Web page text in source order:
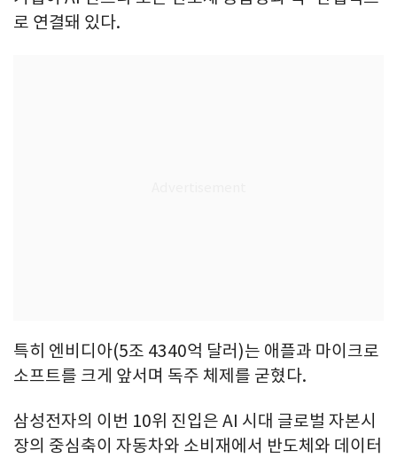
로 연결돼 있다.
특히 엔비디아(5조 4340억 달러)는 애플과 마이크로
소프트를 크게 앞서며 독주 체제를 굳혔다.
삼성전자의 이번 10위 진입은 AI 시대 글로벌 자본시
장의 중심축이 자동차와 소비재에서 반도체와 데이터